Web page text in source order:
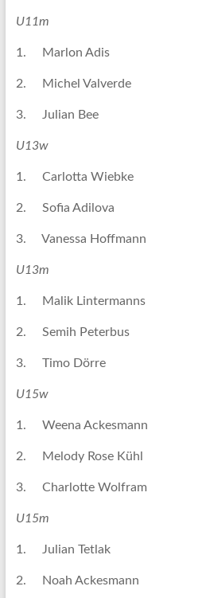
U11m
1. Marlon Adis
2. Michel Valverde
3. Julian Bee
U13w
1. Carlotta Wiebke
2. Sofia Adilova
3. Vanessa Hoffmann
U13m
1. Malik Lintermanns
2. Semih Peterbus
3. Timo Dörre
U15w
1. Weena Ackesmann
2. Melody Rose Kühl
3. Charlotte Wolfram
U15m
1. Julian Tetlak
2. Noah Ackesmann